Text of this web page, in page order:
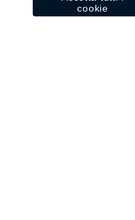
cookie